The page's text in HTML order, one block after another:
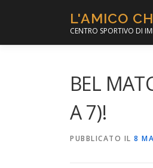
L'AMICO
CENTRO SPORTIVO DI
BEL
A 7)!
PUBBLICATO IL 8